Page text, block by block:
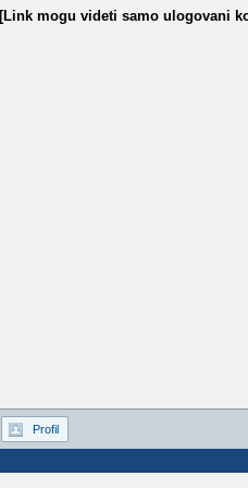
[Link mogu videti samo ulogovani
Profil